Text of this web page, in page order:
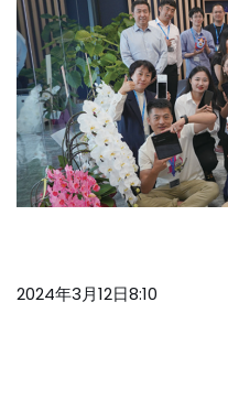
2024年3月12日8:10